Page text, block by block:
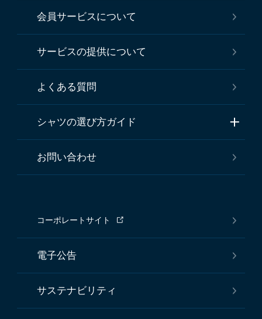
会員サービスについて
サービスの提供について
よくある質問
シャツの選び方ガイド
お問い合わせ
コーポレートサイト
電子公告
サステナビリティ